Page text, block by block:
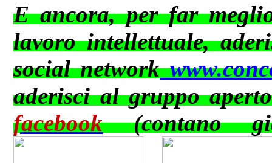
E ancora, per far
lavoro intellettuale,
social network
aderisci al gruppo
facebook(contano